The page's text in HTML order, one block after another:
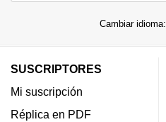
Cambiar idioma:
SUSCRIPTORES
Mi suscripción
Réplica en PDF